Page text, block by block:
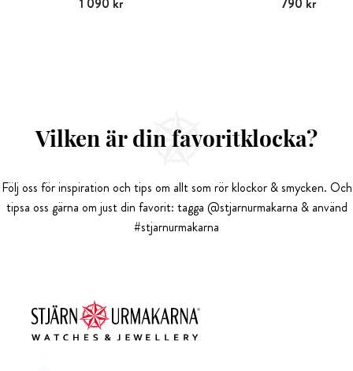
Pris :1 090 kr
1 090 kr Pris:790 kr
790 kr
Vilken är din favoritklocka?
Följ oss för inspiration och tips om allt som rör klockor & smycken. Och
tipsa oss gärna om just din favorit: tagga @stjarnurmakarna & använd
#stjarnurmakarna